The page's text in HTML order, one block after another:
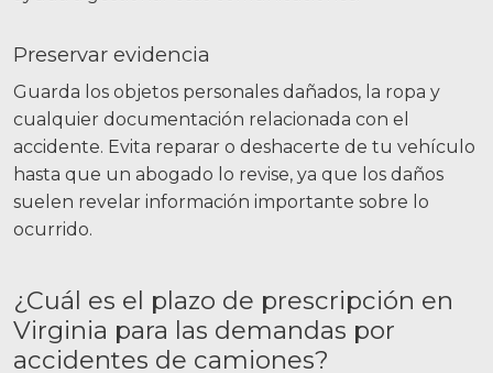
Preservar evidencia
Guarda los objetos personales dañados, la ropa y
cualquier documentación relacionada con el
accidente. Evita reparar o deshacerte de tu vehículo
hasta que un abogado lo revise, ya que los daños
suelen revelar información importante sobre lo
ocurrido.
¿Cuál es el plazo de prescripción en
Virginia para las demandas por
accidentes de camiones?